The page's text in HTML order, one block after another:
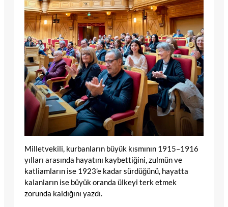
Milletvekili, kurbanların büyük kısmının 1915–1916
yılları arasında hayatını kaybettiğini, zulmün ve
katliamların ise 1923’e kadar sürdüğünü, hayatta
kalanların ise büyük oranda ülkeyi terk etmek
zorunda kaldığını yazdı.